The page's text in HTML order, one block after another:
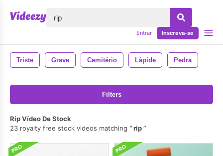
Entrar Inscreva-se
Triste Grave Cemitério Lápide Pedra
Filters
Rip Vídeo De Stock
23 royalty free stock videos matching
rip